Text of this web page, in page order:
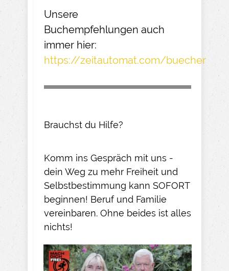
Unsere
Buchempfehlungen auch
immer hier:
https://zeitautomat.com/buecher
Brauchst du Hilfe?
Komm ins Gespräch mit uns -
dein Weg zu mehr Freiheit und
Selbstbestimmung kann SOFORT
beginnen! Beruf und Familie
vereinbaren. Ohne beides ist alles
nichts!